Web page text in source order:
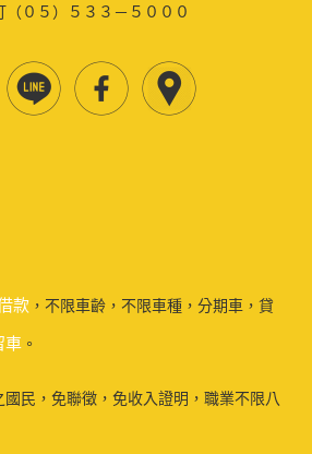
（０５）５３３－５０００
款 ，不限車齡，不限車種，分期車，貸
車 。
民，免聯徵，免收入證明，職業不限八